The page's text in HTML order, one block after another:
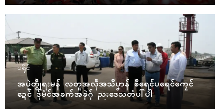
ပရိုၚ်
အပ္ဍဲတွဵုရးမန် လတူအလဵုအသဳပၞာန် စဳရေၚ်ပရေၚ်ကၠေၚ်
ဍေၚ် ဒှ်မံၚ်အခက်အခုဲဂှ် ညးဒေသတံပါ်ပါဲ